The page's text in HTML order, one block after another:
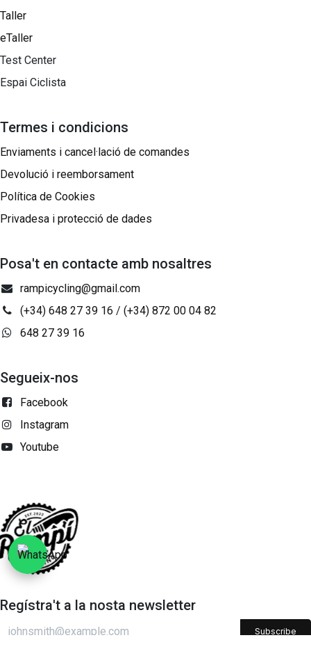
Taller
eTaller
Test Center
Espai Ciclista
Termes i condicions
Enviaments i cancel·lació de comandes
Devolució i reemborsament
Política de Cookies
Privadesa i protecció de dades
Posa't en contacte amb nosaltres
rampicycling@gmail.com
(+34) 648 27 39 16 / (+34) 872 00 04 82
648 27 39 16
Segueix-nos
Facebook
Instagram
Youtube
Regístra't a la nosta newsletter
Subscribe